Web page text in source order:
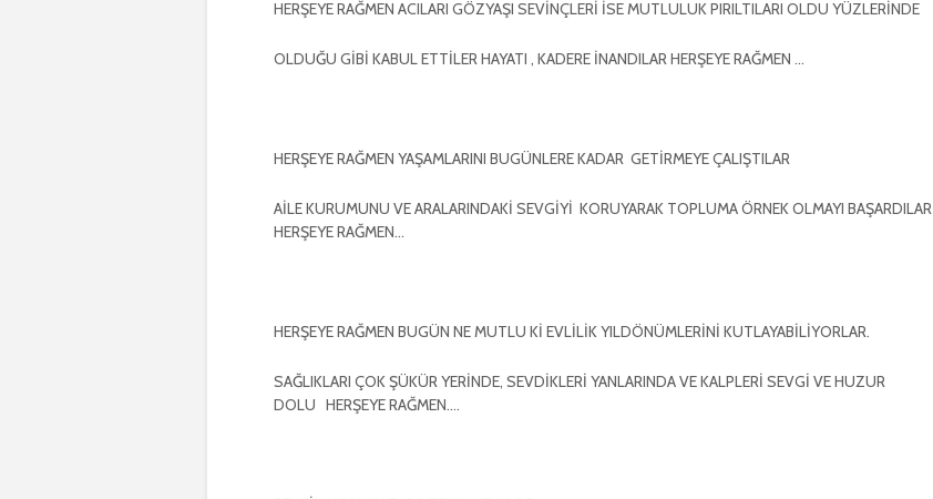
HERŞEYE RAĞMEN ACILARI GÖZYAŞI SEVİNÇLERİ İSE MUTLULUK PIRILTILARI OLDU YÜZLERİNDE
OLDUĞU GİBİ KABUL ETTİLER HAYATI , KADERE İNANDILAR HERŞEYE RAĞMEN …
HERŞEYE RAĞMEN YAŞAMLARINI BUGÜNLERE KADAR GETİRMEYE ÇALIŞTILAR
AİLE KURUMUNU VE ARALARINDAKİ SEVGİYİ KORUYARAK TOPLUMA ÖRNEK OLMAYI BAŞARDILAR
HERŞEYE RAĞMEN…
HERŞEYE RAĞMEN BUGÜN NE MUTLU Kİ EVLİLİK YILDÖNÜMLERİNİ KUTLAYABİLİYORLAR.
SAĞLIKLARI ÇOK ŞÜKÜR YERİNDE, SEVDİKLERİ YANLARINDA VE KALPLERİ SEVGİ VE HUZUR
DOLU HERŞEYE RAĞMEN….